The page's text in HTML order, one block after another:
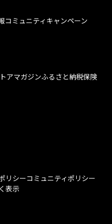
コミュニティ キャンペーン
アマガジンふるさと納税保険
リシーコミュニティポリシー
表示